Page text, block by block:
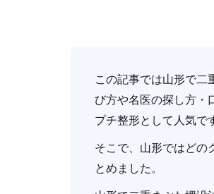
この記事では山形で二
び方や名医の探し方・
プチ整形として人気で
そこで、山形ではどの
とめました。